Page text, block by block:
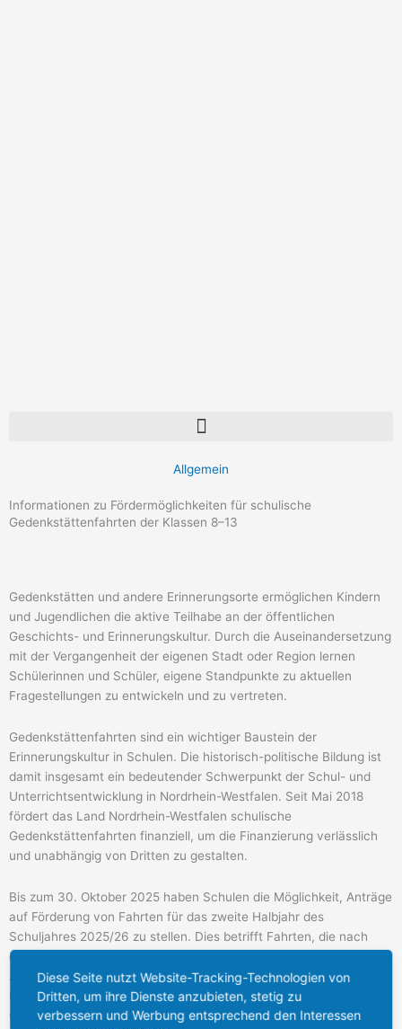
Allgemein
Informationen zu Fördermöglichkeiten für schulische
Gedenkstättenfahrten der Klassen 8–13
Gedenkstätten und andere Erinnerungsorte ermöglichen Kindern
und Jugendlichen die aktive Teilhabe an der öffentlichen
Geschichts- und Erinnerungskultur. Durch die Auseinandersetzung
mit der Vergangenheit der eigenen Stadt oder Region lernen
Schülerinnen und Schüler, eigene Standpunkte zu aktuellen
Fragestellungen zu entwickeln und zu vertreten.
Gedenkstättenfahrten sind ein wichtiger Baustein der
Erinnerungskultur in Schulen. Die historisch-politische Bildung ist
damit insgesamt ein bedeutender Schwerpunkt der Schul- und
Unterrichtsentwicklung in Nordrhein-Westfalen. Seit Mai 2018
fördert das Land Nordrhein-Westfalen schulische
Gedenkstättenfahrten finanziell, um die Finanzierung verlässlich
und unabhängig von Dritten zu gestalten.
Bis zum 30. Oktober 2025 haben Schulen die Möglichkeit, Anträge
auf Förderung von Fahrten für das zweite Halbjahr des
Schuljahres 2025/26 zu stellen. Dies betrifft Fahrten, die nach
dem 6. Februar 2026 stattfinden. Gefördert werden Schulfahrten
zu Gedenk- und Erinnerungsorten politischer Gewaltherrschaft der
Klassen 8–13 aller Schulformen in Nordrhein-Westfalen. Die
Gedenkstättenfahrten können sowohl im Inland als auch im
Diese Seite nutzt Website-Tracking-Technologien von
Dritten, um ihre Dienste anzubieten, stetig zu
verbessern und Werbung entsprechend den Interessen